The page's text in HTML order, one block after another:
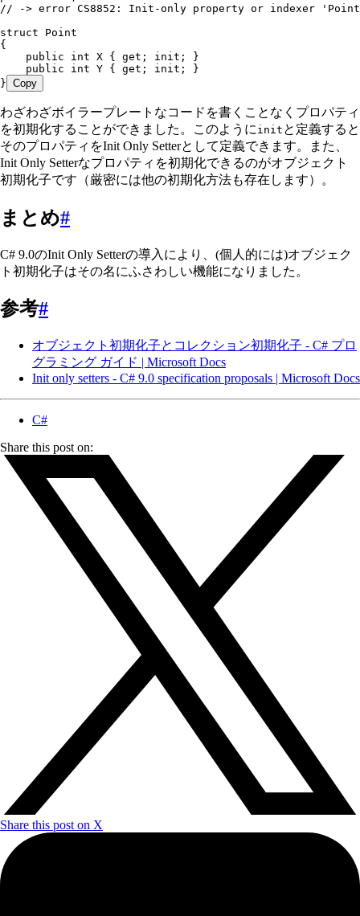
// -> error CS8852: Init-only property or indexer
struct Point
{
    public
int X { get ; init ; }
    public
int Y { get ; init ; }
} Copy
わざわざボイラープレートなコードを書くことなくプロパティ
を初期化することができました。このように init と定義すると
そのプロパティをInit Only Setterとして定義できます。また、
Init Only Setterなプロパティを初期化できるのがオブジェクト
初期化子です（厳密には他の初期化方法も存在します）。
まとめ#
C# 9.0のInit Only Setterの導入により、(個人的には)オブジェク
ト初期化子はその名にふさわしい機能になりました。
参考#
オブジェクト初期化子とコレクション初期化子 - C# プロ
グラミング ガイド | Microsoft Docs
Init only setters - C# 9.0 specification proposals | Microsoft Docs
C#
Share this post on:
Share this post on X